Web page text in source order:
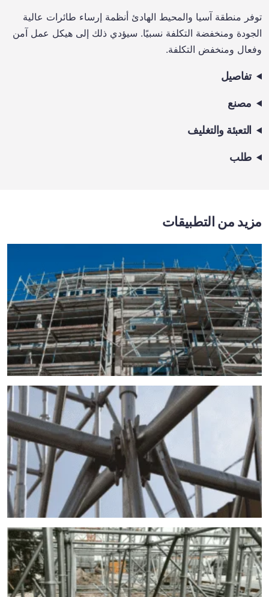
توفر منطقة آسيا والمحيط الهادئ أنظمة إرساء طائرات عالية
الجودة ومنخفضة التكلفة نسبيًا. سيؤدي ذلك إلى هيكل عمل آمن
وفعال ومنخفض التكلفة.
تفاصيل
مصنع
التعبئة والتغليف
طلب
مزيد من التطبيقات